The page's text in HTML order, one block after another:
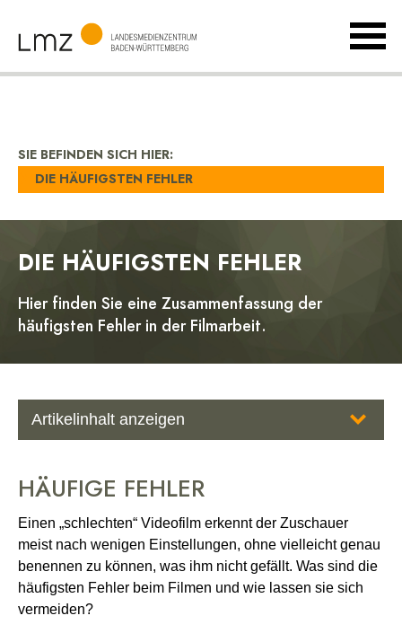
Baden-
SIE BEFINDEN SICH HIER:
DIE HÄUFIGSTEN FEHLER
DIE HÄUFIGSTEN FEHLER
Hier finden Sie eine Zusammenfassung der
häufigsten Fehler in der Filmarbeit.
Artikelinhalt anzeigen
Verwackelte Aufnahmen
Häufiges Zoomen
Ruckhafte und unmotivierte Schwenks
HÄUFIGE FEHLER
Einen „schlechten“ Videofilm erkennt der Zuschauer
meist nach wenigen Einstellungen, ohne vielleicht genau
benennen zu können, was ihm nicht gefällt. Was sind die
häufigsten Fehler beim Filmen und wie lassen sie sich
vermeiden?